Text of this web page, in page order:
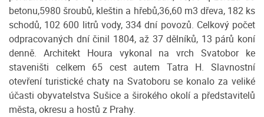
betonu,5980 šroubů, kleštin a hřebů,36,60 m3 dřeva, 182 ks
schodů, 102 600 litrů vody, 334 dní povozů. Celkový počet
odpracovaných dní činil 1804, až 37 dělníků, 13 párů koní
denně. Architekt Houra vykonal na vrch Svatobor ke
staveništi celkem 65 cest autem Tatra H. Slavnostní
otevření turistické chaty na Svatoboru se konalo za veliké
účasti obyvatelstva Sušice a širokého okolí a představitelů
města, okresu a hostů z Prahy.